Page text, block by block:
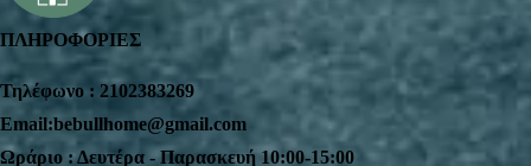
ΠΛΗΡΟΦΟΡΙΕΣ
Τηλέφωνο : 2102383269
Email:bebullhome@gmail.com
Ωράριο : Δευτέρα - Παρασκευή 10:00-15:00